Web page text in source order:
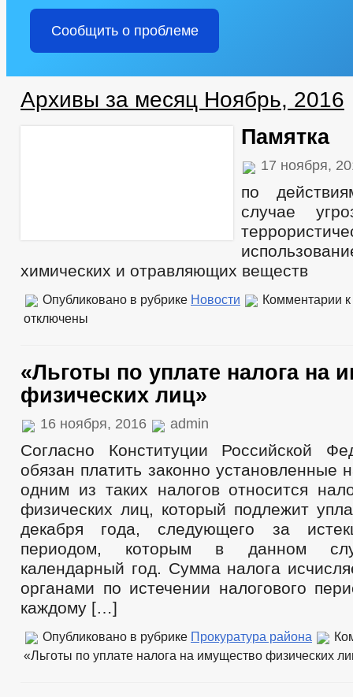
Сообщить о проблеме
Архивы за месяц Ноябрь, 2016
Памятка
17 ноября,
по
случае
химических и отравляющих веществ
Опубликовано в рубрике Новости Комментарии
отключены
«Льготы по уплате налога на
физических лиц»
16 ноября, 2016 admin
Согласно Конституции Российской
обязан платить законно установленные
одним из таких налогов относится
физических лиц, который подлежит
декабря года, следующего за
периодом, которым в данном
календарный год. Сумма налога
органами по истечении налогового
каждому […]
Опубликовано в рубрике Прокуратура района
«Льготы по уплате налога на имущество физических